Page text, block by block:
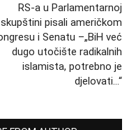
RS-a u Parlamentarnoj
skupštini pisali američkom
i Senatu –„BiH već
dugo utočište radikalnih
islamista, potrebno je
djelovati…“